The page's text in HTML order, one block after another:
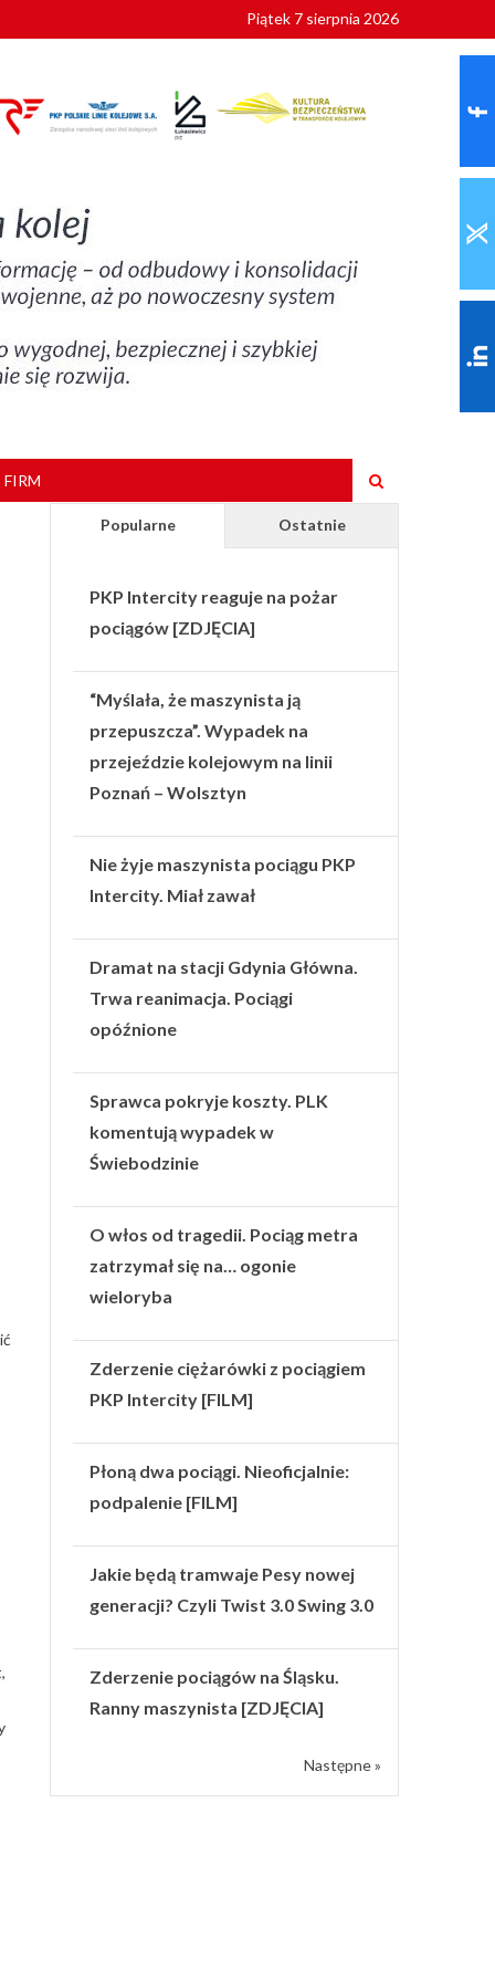
roku
Piątek 7 sierpnia 2026
Popularne Ostatnie
PKP Intercity reaguje na pożar
pociągów [ZDJĘCIA]
“Myślała, że maszynista ją
przepuszcza”. Wypadek na
przejeździe kolejowym na linii
Poznań – Wolsztyn
Nie żyje maszynista pociągu PKP
Intercity. Miał zawał
Dramat na stacji Gdynia Główna.
Trwa reanimacja. Pociągi
opóźnione
Sprawca pokryje koszty. PLK
komentują wypadek w
Świebodzinie
O włos od tragedii. Pociąg metra
zatrzymał się na… ogonie
wieloryba
Zderzenie ciężarówki z pociągiem
PKP Intercity [FILM]
Płoną dwa pociągi. Nieoficjalnie:
podpalenie [FILM]
Jakie będą tramwaje Pesy nowej
generacji? Czyli Twist 3.0 Swing 3.0
Zderzenie pociągów na Śląsku.
Ranny maszynista [ZDJĘCIA]
Następne »